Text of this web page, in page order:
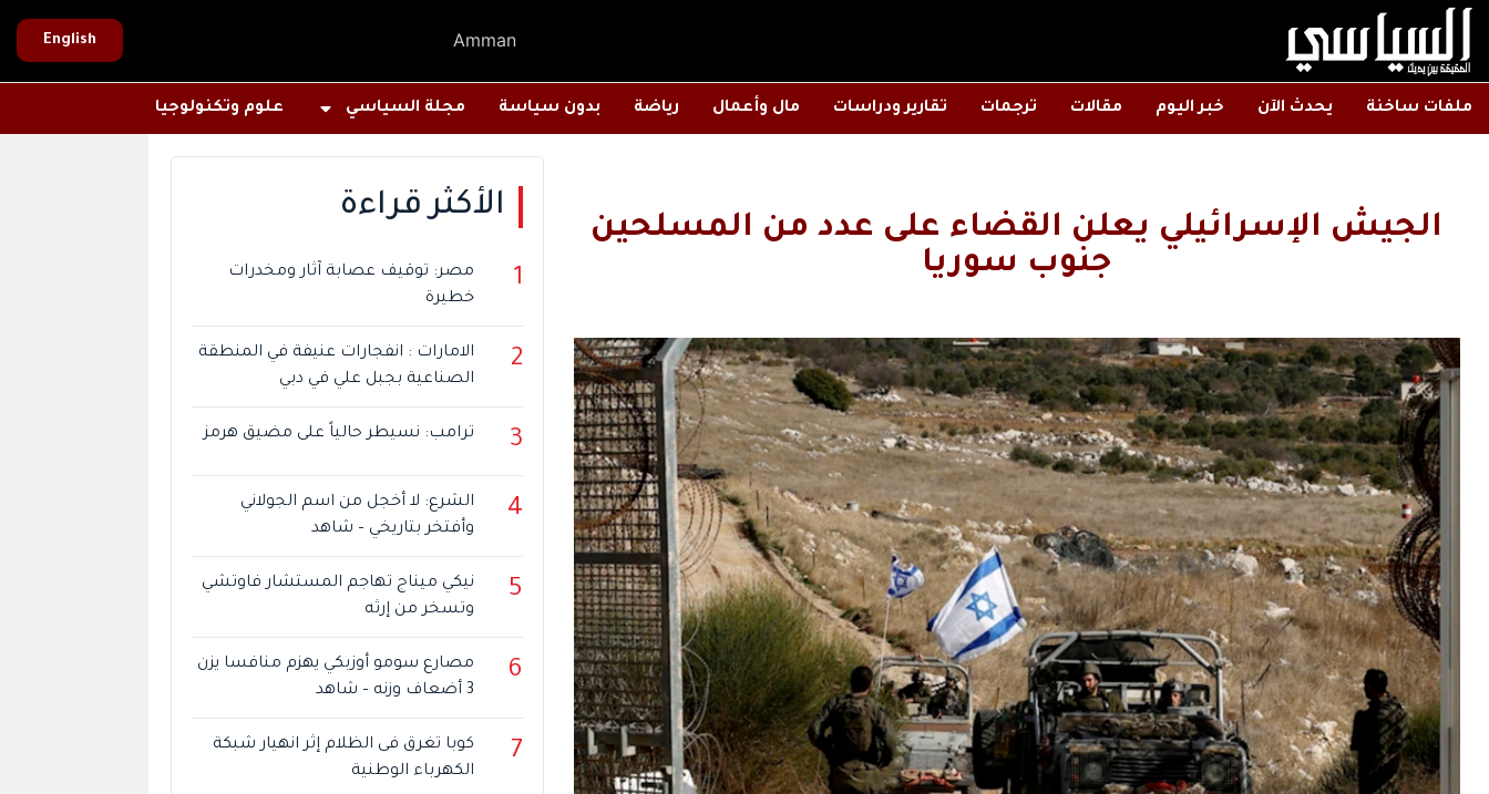
Amman
English
ملفات ساخنة يحدث الآن خبر اليوم مقالات ترجمات تقارير ودراسات مال وأعمال رياضة بدون سياسة مجلة السياسي علوم وتكنولوجيا
الجيش الإسرائيلي يعلن القضاء على عدد من المسلحين
جنوب سوريا
الأكثر قراءة
1
مصر: توقيف عصابة آثار ومخدرات
خطيرة
2
الامارات : انفجارات عنيفة في المنطقة
الصناعية بجبل علي في دبي
3 ترامب: نسيطر حالياً على مضيق هرمز
4
الشرع: لا أخجل من اسم الجولاني
وأفتخر بتاريخي – شاهد
5
نيكي ميناج تهاجم المستشار فاوتشي
وتسخر من إرثه
6
مصارع سومو أوزبكي يهزم منافسا يزن
3 أضعاف وزنه – شاهد
7
كوبا تغرق فى الظلام إثر انهيار شبكة
الكهرباء الوطنية